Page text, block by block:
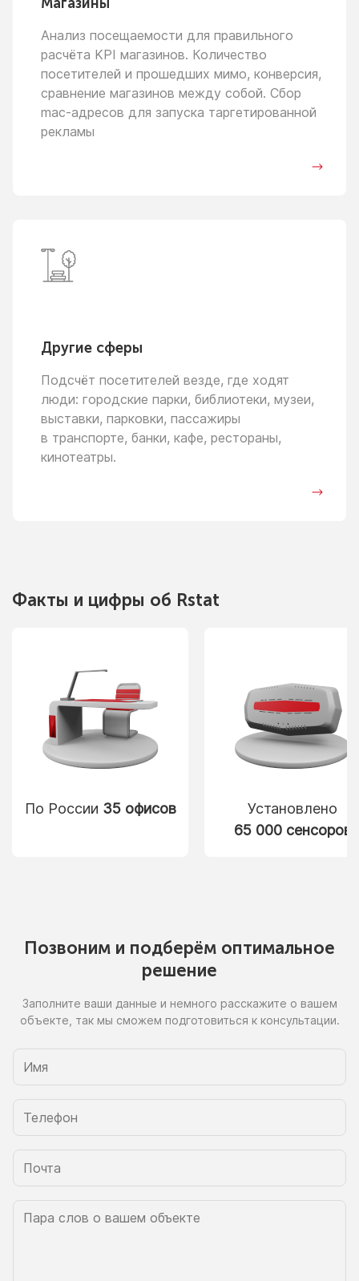
Анализ посещаемости для правильного
расчёта KPI магазинов. Количество
посетителей и прошедших мимо, конверсия,
сравнение магазинов между собой. Сбор
mac-адресов для запуска таргетированной
рекламы
Другие сферы
Подсчёт посетителей везде, где ходят
люди: городские парки, библиотеки, музеи,
выставки, парковки, пассажиры
в транспорте, банки, кафе, рестораны,
кинотеатры.
Факты и цифры об Rstat
По России 35 офисов
Установлено
65 000 сенсоров
Позвоним и подберём оптимальное
решение
Заполните ваши данные и немного расскажите о вашем
объекте, так мы сможем подготовиться к консультации.